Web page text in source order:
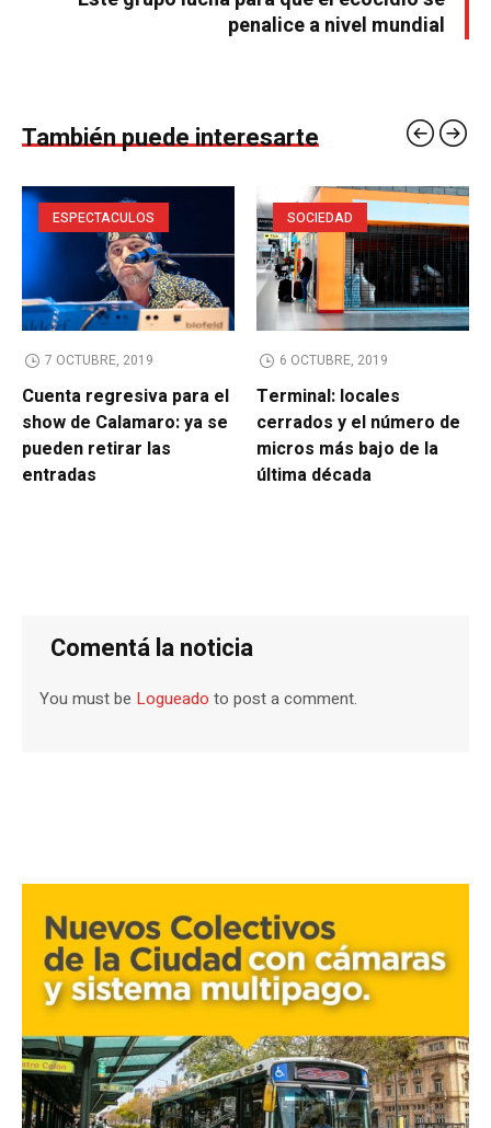
penalice a nivel mundial
También puede interesarte
ESPECTACULOS
7 OCTUBRE, 2019
Cuenta regresiva para el
show de Calamaro: ya se
pueden retirar las
entradas
SOCIEDAD
6 OCTUBRE, 2019
Terminal: locales
cerrados y el número de
micros más bajo de la
última década
Comentá la noticia
You must be Logueado to post a comment.